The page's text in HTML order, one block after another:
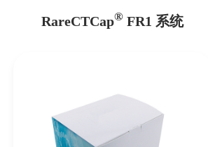
RareCTCap® FR1 系统